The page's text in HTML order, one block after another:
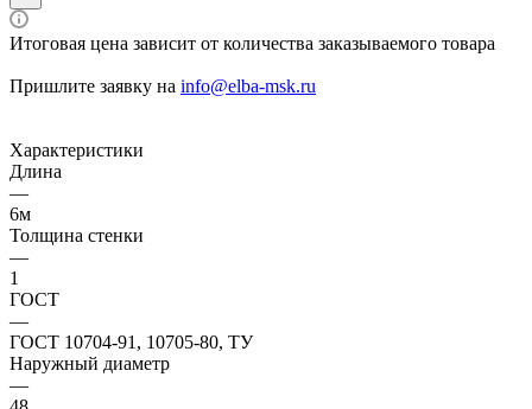
Итоговая цена зависит от количества заказываемого товара
Пришлите заявку на info@elba-msk.ru
Характеристики
Длина
—
6м
Толщина стенки
—
1
ГОСТ
—
ГОСТ 10704-91, 10705-80, ТУ
Наружный диаметр
—